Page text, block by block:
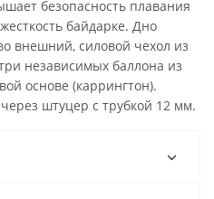
безопасность плавания
байдарке. Дно
внешний, силовой чехол из
независимых баллона из
основе (каррингтон).
штуцер с трубкой 12 мм.